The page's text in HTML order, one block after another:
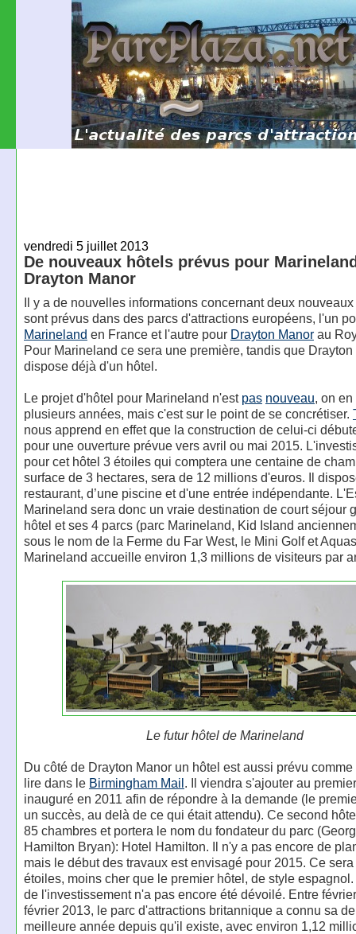
vendredi 5 juillet 2013
De nouveaux hôtels prévus pour
Drayton Manor
Il y a de nouvelles informations concernant deux
sont prévus dans des parcs d'attractions européens, l'un
Marineland en France et l'autre pour Drayton Manorau
Pour Marineland ce sera une première, tandis que Drayton
dispose déjà d'un hôtel.
Le projet d'hôtel pour Marineland n'est pas nouveau, on
plusieurs années, mais c'est sur le point de se concrétiser.
nous apprend en effet que la construction de celui-ci
pour une ouverture prévue vers avril ou mai 2015.
pour cet hôtel 3 étoiles qui comptera une centaine de
surface de 3 hectares, sera de 12 millions d'euros. Il
restaurant, d’une piscine et d'une entrée indépendante.
Marineland sera donc un vraie destination de court séjour
hôtel et ses 4 parcs (parc Marineland, Kid Island
sous le nom de la Ferme du Far West, le Mini Golf et
Marineland accueille environ 1,3 millions de visiteurs par
Le futur hôtel de Marineland
Du côté de Drayton Manor un hôtel est aussi prévu
lire dans le Birmingham Mail. Il viendra s'ajouter au
inauguré en 2011 afin de répondre à la demande (le
un succès, au delà de ce qui était attendu). Ce second
85 chambres et portera le nom du fondateur du parc
Hamilton Bryan): Hotel Hamilton. Il n'y a pas encore de
mais le début des travaux est envisagé pour 2015. Ce
étoiles, moins cher que le premier hôtel, de style
de l'investissement n'a pas encore été dévoilé. Entre
février 2013, le parc d'attractions britannique a connu sa
meilleure année depuis qu'il existe, avec environ 1,12